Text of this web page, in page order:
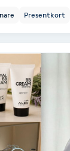
Presentkort